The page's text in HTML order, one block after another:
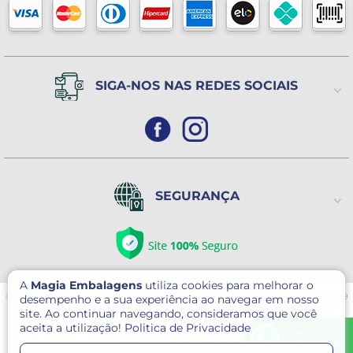
WhatsApp
A Magia Embalagens utiliza cookies para melhorar o
desempenho e a sua experiência ao navegar em nosso
site. Ao continuar navegando, consideramos que você
aceita a utilização! Politica de Privacidade
(Exceto Feriados)
SIGA-NOS NAS REDES SOCIAIS
SEGURANÇA
© 2026 Magia Embalagens - Todos direitos reservados. CNPJ: 05.400.184/0001-09
Avenida Serafim Gonçalves Pereira, 30 - Pq. Novo Mundo- São Paulo/SP CEP
02179-000
Este site é protegido por reCAPTCHA e o GooglePolítica de Privacidade
Termos de serviçose aplicam.